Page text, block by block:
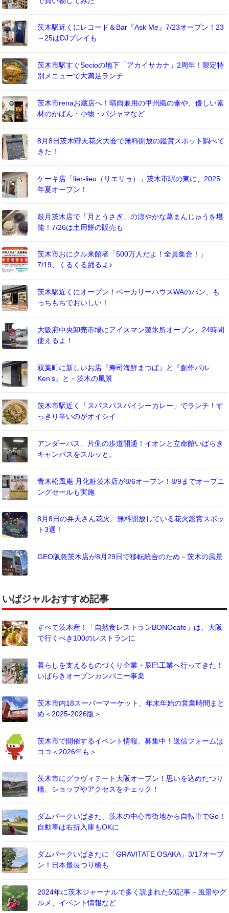
茨木駅近くにレコード＆Bar『Ask Me』7/23オープン！23
～25はDJプレイも
茨木市駅すぐSocioの地下「アカイサカナ」2周年！限定特
別メニューで大満足ランチ
茨木市renaお蔵店へ！晴雨兼用の甲州織の傘や、優しい素
材のかばん・小物・パジャマなど
8月8日茨木辯天花火大会で無料開放の鑑賞スポット調べて
きた！
ケーキ店「lier-lieu（リエリゥ）」茨木市駅の東に、2025
年夏オープン！
鼓月茨木店で「月とうさぎ」の涼やかな葛まんじゅうを堪
能！7/26は土用餅の販売も
茨木市おにクル来館者「500万人だよ！全員集合！」
7/19、くるくる踊るよ♪
茨木駅近くにオープン！ベーカリーハウスWAのパン、も
っちもちでおいしい！
大阪府中央卸売市場にアイスマン製氷所オープン、24時間
使えるよ！
双葉町に新しいお店『寿司海鮮まつば』と『創作バル
Ken’s』と－茨木の風景
茨木市駅近く「スパスパスパイシーカレー」でランチ！す
っきり辛いのがオイシイ
アンダーパス、片側の歩道開通！イオンと立命館いばらき
キャンパスをスルッと。
青木松風庵 月化粧茨木店が8/6オープン！8/9までオープニ
ングセールも実施
8月8日の弁天さん花火。無料開放している花火鑑賞スポッ
ト3選！
GEO阪急茨木店が8月29日で移転統合のため－茨木の風景
いばジャルおすすめ記事
すべて茨木産！「自然食レストランBONOcafe」は、大阪
で行くべき100のレストランに
暮らしを支えるものづくり企業・辰巳工業へ行ってきた！
いばらきオープンカンパニー事業
茨木市内18スーパーマーケット、年末年始の営業時間まと
め＜2025-2026版＞
茨木市で開催するイベント情報、募集中！送信フォームは
ココ＜2026年も＞
茨木市にグラヴィテート大阪オープン！思いを込めたつり
橋、ショップやアクセスをチェック！
ダムパークいばきた、茨木の中心市街地から自転車でGo！
自動車は右折入庫もOKに
ダムパークいばきたに「GRAVITATE OSAKA」3/17オープ
ン！日本最長つり橋も
2024年に茨木ジャーナルで多く読まれた50記事－風景やグ
ルメ、イベント情報など